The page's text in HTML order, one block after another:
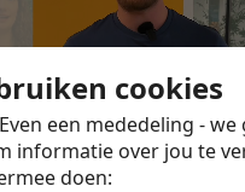
cookies
een mededeling -
informatie over jou te
doen: